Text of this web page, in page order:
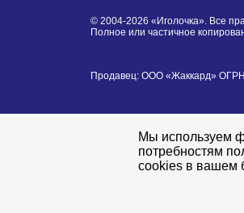
© 2004-2026 «Иголочка». Все
Полное или частичное
Продавец: ООО «Жаккард»
Мы используем
потребностям
cookies в вашем